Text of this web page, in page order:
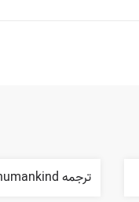
ترجمه humankind